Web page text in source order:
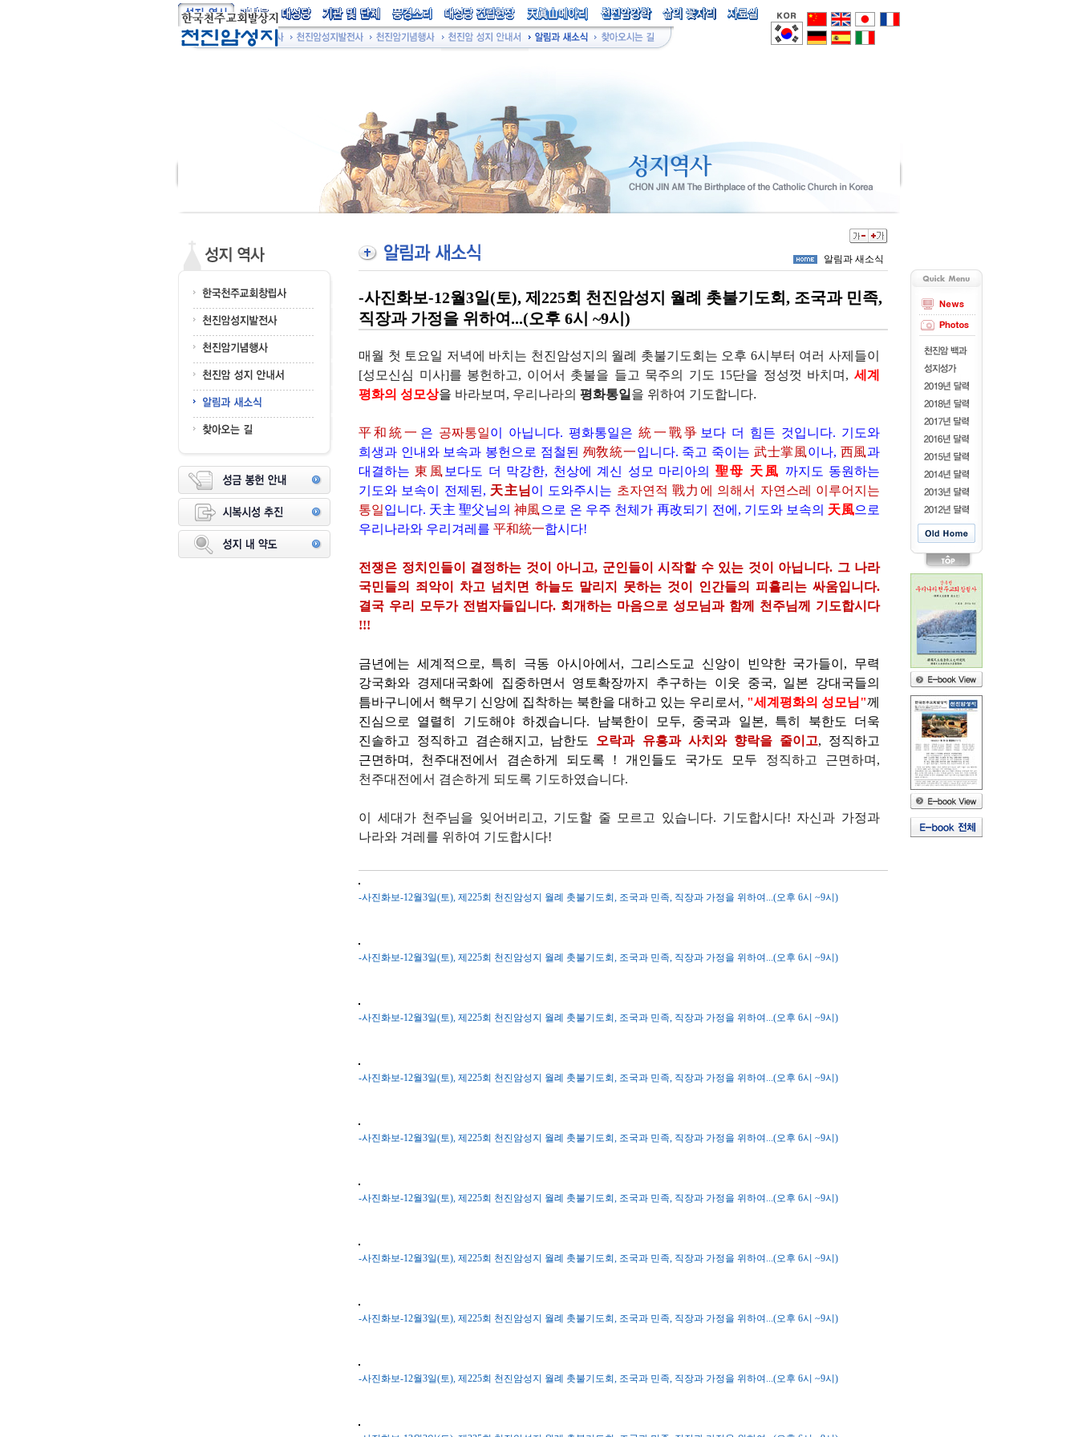
알림과 새소식
-사진화보-12월3일(토), 제225회 천진암성지 월례 촛불기도회, 조국과 민족,
직장과 가정을 위하여...(오후 6시 ~9시)
매월 첫 토요일 저녁에 바치는 천진암성지의 월례 촛불기도회는 오후 6시부터 여러 사제들이
[성모신심 미사]를 봉헌하고, 이어서 촛불을 들고 묵주의 기도 15단을 정성껏 바치며 ,세계
평화의 성모상을 바라보며 , 우리나라의 평화통일 을 위하여 기도합니다.
平和統一 은 공짜통일이 아닙니다. 평화통일은 統一戰爭 보다 더 힘든 것입니다. 기도와
희생과 인내와 보속과 봉헌으로 점철된 殉敎統一입니다. 죽고 죽이는 武士掌風이나, 西風과
대결하는東風 보다도 더 막강한, 천상에 계신 성모 마리아의 聖母 天風 까지도 동원하는
기도와 보속이 전제된, 天主님이 도와주시는 초자연적 戰力에 의해서 자연스레 이루어지는
통일입니다. 天主 聖父님의 神風으로 온 우주 천체가 再改되기 전에, 기도와 보속의 天風으로
우리나라와 우리겨레를 平和統一합시다!
전쟁은 정치인들이 결정하는 것이 아니고, 군인들이 시작할 수 있는 것이 아닙니다. 그 나라
국민들의 죄악이 차고 넘치면 하늘도 말리지 못하는 것이 인간들의 피흘리는 싸움입니다.
결국 우리 모두가 전범자들입니다. 회개하는 마음으로 성모님과 함께 천주님께 기도합시다
!!!
금년에는 세계적으로, 특히 극동 아시아에서 , 그리스도교 신앙이 빈약한 국가들이 , 무력
강국화와 경제대국화에 집중하면서 영토확장까지 추구하는 이웃 중국, 일본 강대국들의
틈바구니에서 핵무기 신앙에 집착하는 북한을 대하고 있는 우리로서 , "세계평화의 성모님"께
진심으로 열렬히 기도해야 하겠습니다. 남북한이 모두, 중국과 일본, 특히 북한도
더욱
진솔하고 정직하고 겸손해지고, 남한도 오락과 유흥과 사치와 향락을 줄이고, 정직하고
근면하며 , 천주대전에서 겸손하게 되도록 ! 개인들도 국가도 모두 정직하고 근면하며 ,
천주대전에서 겸손하게 되도록 기도하였습니다.
이 세대가 천주님을 잊어버리고, 기도할 줄 모르고 있습니다. 기도합시다! 자신과 가정과
나라와 겨레를 위하여 기도합시다!
-사진화보-12월3일(토), 제225회 천진암성지 월례 촛불기도회, 조국과 민족, 직장과 가정을 위하여...(오후 6시 ~9시)
-사진화보-12월3일(토), 제225회 천진암성지 월례 촛불기도회, 조국과 민족, 직장과 가정을 위하여...(오후 6시 ~9시)
-사진화보-12월3일(토), 제225회 천진암성지 월례 촛불기도회, 조국과 민족, 직장과 가정을 위하여...(오후 6시 ~9시)
-사진화보-12월3일(토), 제225회 천진암성지 월례 촛불기도회, 조국과 민족, 직장과 가정을 위하여...(오후 6시 ~9시)
-사진화보-12월3일(토), 제225회 천진암성지 월례 촛불기도회, 조국과 민족, 직장과 가정을 위하여...(오후 6시 ~9시)
-사진화보-12월3일(토), 제225회 천진암성지 월례 촛불기도회, 조국과 민족, 직장과 가정을 위하여...(오후 6시 ~9시)
-사진화보-12월3일(토), 제225회 천진암성지 월례 촛불기도회, 조국과 민족, 직장과 가정을 위하여...(오후 6시 ~9시)
-사진화보-12월3일(토), 제225회 천진암성지 월례 촛불기도회, 조국과 민족, 직장과 가정을 위하여...(오후 6시 ~9시)
-사진화보-12월3일(토), 제225회 천진암성지 월례 촛불기도회, 조국과 민족, 직장과 가정을 위하여...(오후 6시 ~9시)